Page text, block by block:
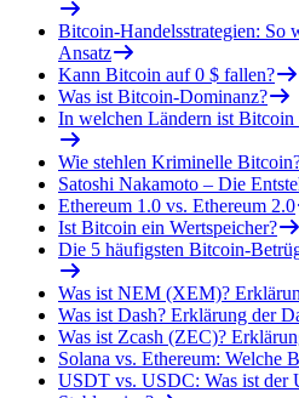
Bitcoin-Handelsstrategien: So
Ansatz
Kann Bitcoin auf 0 $ fallen?
Was ist Bitcoin-Dominanz?
In welchen Ländern ist Bitcoin
Wie stehlen Kriminelle
Satoshi Nakamoto – Die
Ethereum 1.0 vs. Ethereum 2.0
Ist Bitcoin ein Wertspeicher?
Die 5 häufigsten Bitcoin-
Was ist NEM (XEM)?
Was ist Dash? Erklärung der
Was ist Zcash (ZEC)?
Solana vs. Ethereum: Welche
USDT vs. USDC: Was ist der